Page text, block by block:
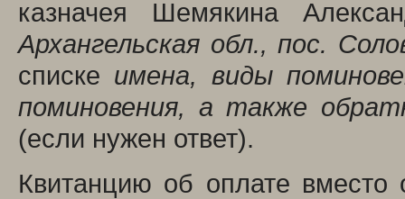
казначея Шемякина
Архангельская обл., пос.
списке имена, виды
поминовения, а также
(если нужен ответ).
Квитанцию об оплате вместо